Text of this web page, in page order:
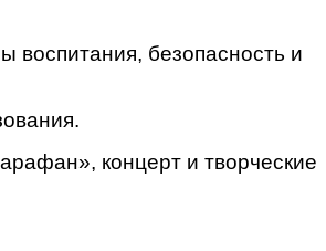
безопасность и
концерт и творческие